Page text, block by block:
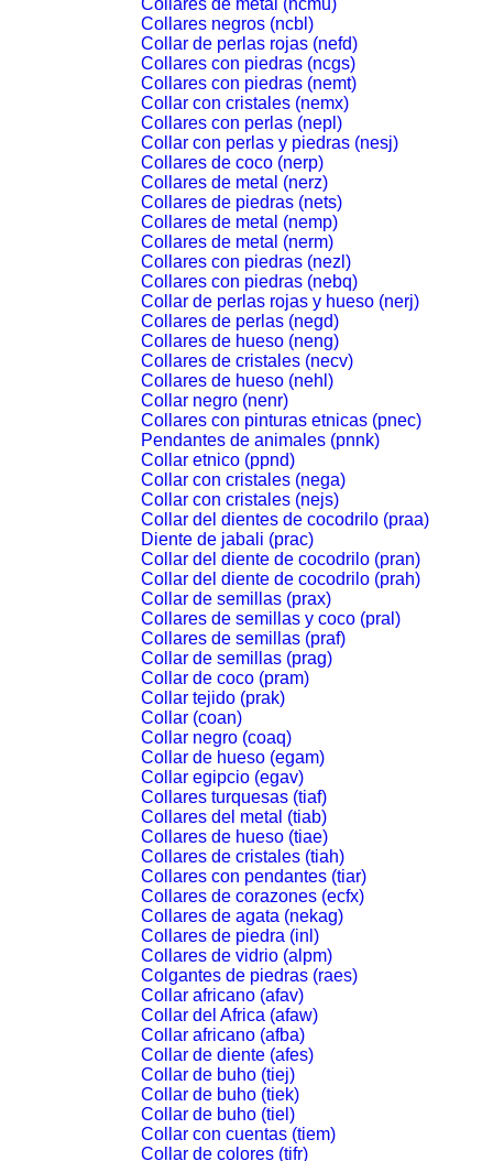
Collares negros (ncbl)
Collar de perlas rojas (nefd)
Collares con piedras (ncgs)
Collares con piedras (nemt)
Collar con cristales (nemx)
Collares con perlas (nepl)
Collar con perlas y piedras (nesj)
Collares de coco (nerp)
Collares de metal (nerz)
Collares de piedras (nets)
Collares de metal (nemp)
Collares de metal (nerm)
Collares con piedras (nezl)
Collares con piedras (nebq)
Collar de perlas rojas y hueso (nerj)
Collares de perlas (negd)
Collares de hueso (neng)
Collares de cristales (necv)
Collares de hueso (nehl)
Collar negro (nenr)
Collares con pinturas etnicas (pnec)
Pendantes de animales (pnnk)
Collar etnico (ppnd)
Collar con cristales (nega)
Collar con cristales (nejs)
Collar del dientes de cocodrilo (praa)
Diente de jabali (prac)
Collar del diente de cocodrilo (pran)
Collar del diente de cocodrilo (prah)
Collar de semillas (prax)
Collares de semillas y coco (pral)
Collares de semillas (praf)
Collar de semillas (prag)
Collar de coco (pram)
Collar tejido (prak)
Collar (coan)
Collar negro (coaq)
Collar de hueso (egam)
Collar egipcio (egav)
Collares turquesas (tiaf)
Collares del metal (tiab)
Collares de hueso (tiae)
Collares de cristales (tiah)
Collares con pendantes (tiar)
Collares de corazones (ecfx)
Collares de agata (nekag)
Collares de piedra (inl)
Collares de vidrio (alpm)
Colgantes de piedras (raes)
Collar africano (afav)
Collar del Africa (afaw)
Collar africano (afba)
Collar de diente (afes)
Collar de buho (tiej)
Collar de buho (tiek)
Collar de buho (tiel)
Collar con cuentas (tiem)
Collar de colores (tifr)